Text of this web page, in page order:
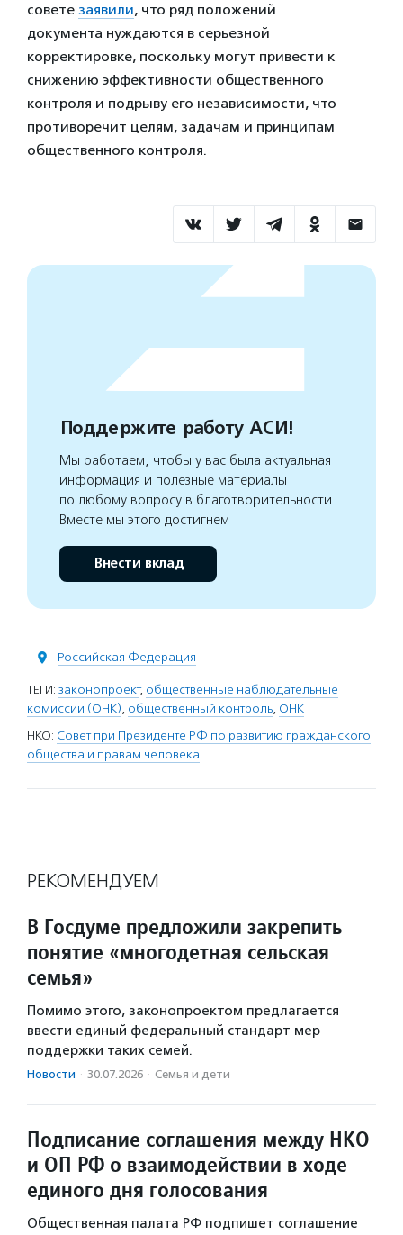
совете заявили, что ряд положений
документа нуждаются в серьезной
корректировке, поскольку могут привести к
снижению эффективности общественного
контроля и подрыву его независимости, что
противоречит целям, задачам и принципам
общественного контроля.
Поддержите работу АСИ!
Мы работаем, чтобы у вас была актуальная
информация и полезные материалы
по любому вопросу в благотворительности.
Вместе мы этого достигнем
Внести вклад
Российская Федерация
ТЕГИ: законопроект, общественные наблюдательные
комиссии (ОНК), общественный контроль, ОНК
НКО: Совет при Президенте РФ по развитию гражданского
общества и правам человека
РЕКОМЕНДУЕМ
В Госдуме предложили закрепить
понятие «многодетная сельская
семья»
Помимо этого, законопроектом предлагается
ввести единый федеральный стандарт мер
поддержки таких семей.
Новости · 30.07.2026 · Семья и дети
Подписание соглашения между НКО
и ОП РФ о взаимодействии в ходе
единого дня голосования
Общественная палата РФ подпишет соглашение